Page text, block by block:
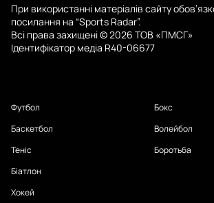
При використанні матеріалів сайту
посилання на “Sports Radar”.
Всі права захищені © 2026 ТОВ «ПМСГ»
Ідентифікатор медіа R40-06677
Футбол
Баскетбол
Теніс
Біатлон
Хокей
Бокс
Волейбол
Боротьба